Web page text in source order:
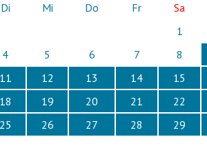
Di Mi Do Fr
Sa
1
4 5 6 7
8
11 12 13 14
15
18 19 20 21
22
25 26 27 28
29